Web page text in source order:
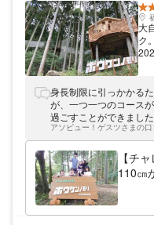
大
ク
子
だ
の
1
身長制限に引っかかる
が、一つ一つのコース
過ごすことができました
アソビュー！ゲスツさまの口
【チ
110㎝